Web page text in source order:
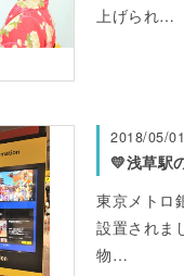
上げられ…
2018/05/01
💛浅草駅
東京メトロ
設置されま
物…